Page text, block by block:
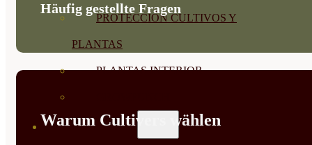
PROTECCIÓN CULTIVOS Y
PLANTAS
PLANTAS INTERIOR
SEMILLAS
Häufig gestellte Fragen
Warum Cultivers wählen